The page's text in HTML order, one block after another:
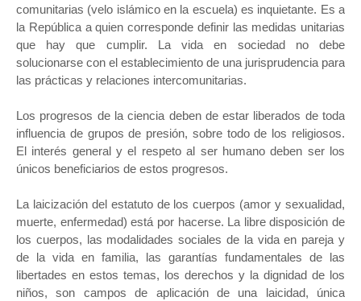
comunitarias (velo islámico en la escuela) es inquietante. Es a
la República a quien corresponde definir las medidas unitarias
que hay que cumplir. La vida en sociedad no debe
solucionarse con el establecimiento de una jurisprudencia para
las prácticas y relaciones intercomunitarias.
Los progresos de la ciencia deben de estar liberados de toda
influencia de grupos de presión, sobre todo de los religiosos.
El interés general y el respeto al ser humano deben ser los
únicos beneficiarios de estos progresos.
La laicización del estatuto de los cuerpos (amor y sexualidad,
muerte, enfermedad) está por hacerse. La libre disposición de
los cuerpos, las modalidades sociales de la vida en pareja y
de la vida en familia, las garantías fundamentales de las
libertades en estos temas, los derechos y la dignidad de los
niños, son campos de aplicación de una laicidad, única